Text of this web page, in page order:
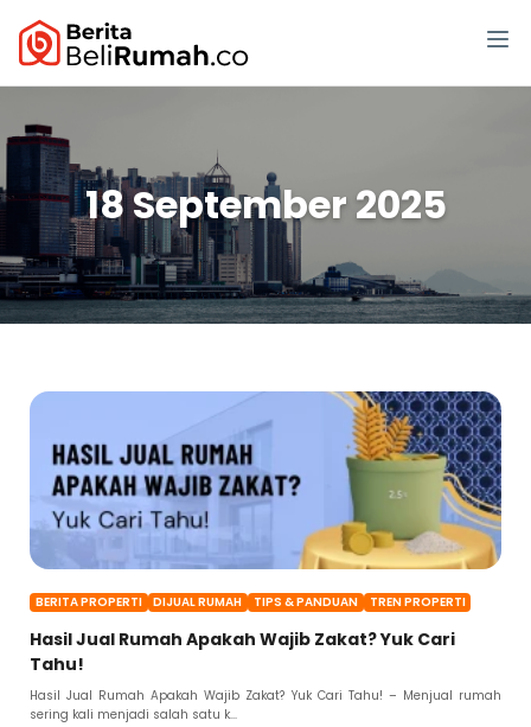
18 September 2025
BERITA PROPERTI DIJUAL RUMAH TIPS & PANDUAN TREN PROPERTI
Hasil Jual Rumah Apakah Wajib Zakat? Yuk Cari
Tahu!
Hasil Jual Rumah Apakah Wajib Zakat? Yuk Cari Tahu! – Menjual rumah
sering kali menjadi salah satu k...